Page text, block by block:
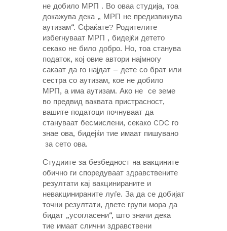
не добило МРП . Во оваа студија, тоа
докажува дека „ МРП не предизвикува
аутизам“. Сфаќате? Родителите
избегнуваат МРП , бидејќи детето
секако не било добро. Но, тоа станува
податок, кој овие автори најмногу
сакаат да го најдат – дете со брат или
сестра со аутизам, кое не добило
МРП, а има аутизам. Ако не се земе
во предвид ваквата пристрасност,
вашите податоци почнуваат да
стануваат бесмислени, секако CDC го
знае ова, бидејќи тие имаат пишувано
за сето ова.
Студиите за безбедност на вакцините
обично ги споредуваат здравствените
резултати кај вакцинираните и
невакцинираните луѓе. За да се добијат
точни резултати, двете групи мора да
бидат „усогласени“, што значи дека
тие имаат слични здравствени